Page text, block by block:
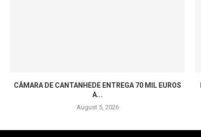
CÂMARA DE CANTANHEDE ENTREGA 70 MIL EUROS
A...
August 5, 2026